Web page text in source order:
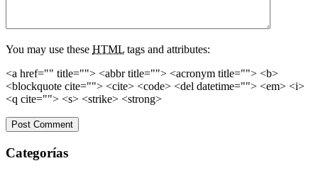
You may use these HTML tags and attributes:
<a href="" title=""> <abbr title=""> <acronym title=""> <b>
<blockquote cite=""> <cite> <code> <del datetime=""> <em> <i>
<q cite=""> <s> <strike> <strong>
Categorías